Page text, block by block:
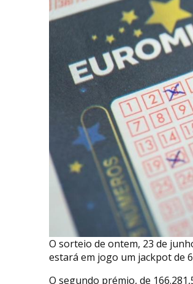
O sorteio de ontem, 23 de
estará em jogo um jackpot de
O segundo prémio, de